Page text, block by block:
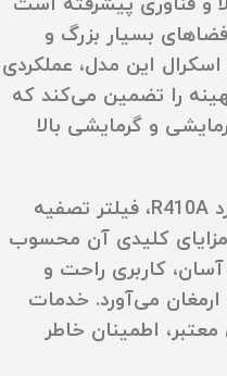
بسیار بزرگ و
این مدل، عملکردی
را تضمین می‌کند که
و گرمایشی بالا
علاوه بر این، استفاده از گاز مبرد R410A، فیلتر تصفیه
کلیدی آن محسوب
کاربری راحت و
ارمغان می‌آورد. خدمات
اطمینان خاطر